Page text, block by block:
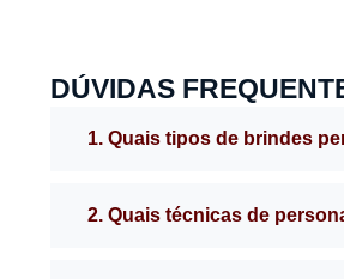
DÚVIDAS
1. Quais tipos de brindes
2. Quais técnicas de